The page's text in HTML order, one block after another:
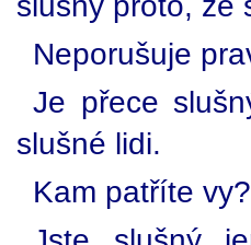
Neporušuje
Je přece
slušné lidi.
Kam patříte vy?